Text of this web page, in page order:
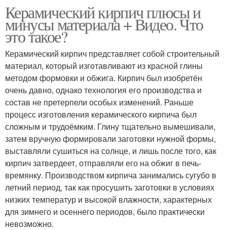
Керамический кирпич плюсы и
минусы материала + Видео. Что
это такое?
Керамический кирпич представляет собой строительный
материал, который изготавливают из красной глины
методом формовки и обжига. Кирпич был изобретён
очень давно, однако технология его производства и
состав не претерпели особых изменений. Раньше
процесс изготовления керамического кирпича был
сложным и трудоёмким. Глину тщательно вымешивали,
затем вручную формировали заготовки нужной формы,
выставляли сушиться на солнце, и лишь после того, как
кирпич затвердеет, отправляли его на обжиг в печь-
времянку. Производством кирпича занимались сугубо в
летний период, так как просушить заготовки в условиях
низких температур и высокой влажности, характерных
для зимнего и осеннего периодов, было практически
невозможно.